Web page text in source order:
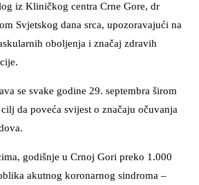
iz Kliničkog centra Crne Gore, dr
Svjetskog dana srca, upozoravajući na
oboljenja i značaj zdravih
se svake godine 29. septembra širom
da poveća svijest o značaju očuvanja
godišnje u Crnoj Gori preko 1.000
akutnog koronarnog sindroma –